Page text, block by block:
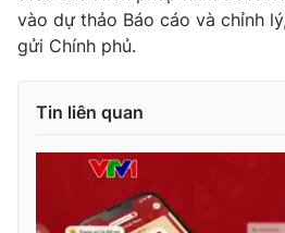
Cơ quan chủ quản: Đài Truyền hình
Cơ quan báo chí:
cấp ngày 29/12/2023
Phó Tổng Biên tập:
Nguyễn Trọng Ninh
Tổng đài VTV:024.38 355 931 -
vào dự thảo Báo cáo và chỉnh
gửi Chính phủ.
Tin liên quan